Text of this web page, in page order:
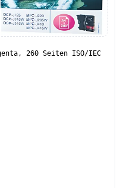
260 Seiten ISO/IEC